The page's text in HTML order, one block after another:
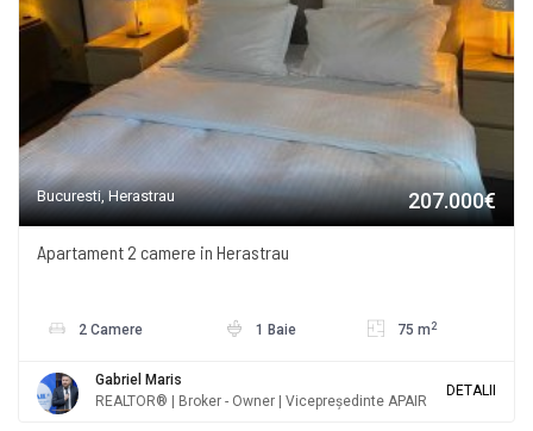
Bucuresti, Herastrau 207.000€
Apartament 2 camere in Herastrau
2 Camere 1 Baie 75 m 2
Gabriel Maris
REALTOR® | Broker - Owner | Vicepreședinte APAIR
DETALII